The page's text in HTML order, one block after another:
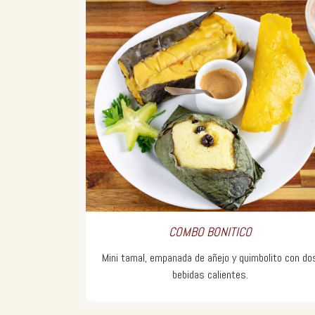
COMBO BONITICO
Mini tamal, empanada de añejo y quimbolito con
bebidas calientes.